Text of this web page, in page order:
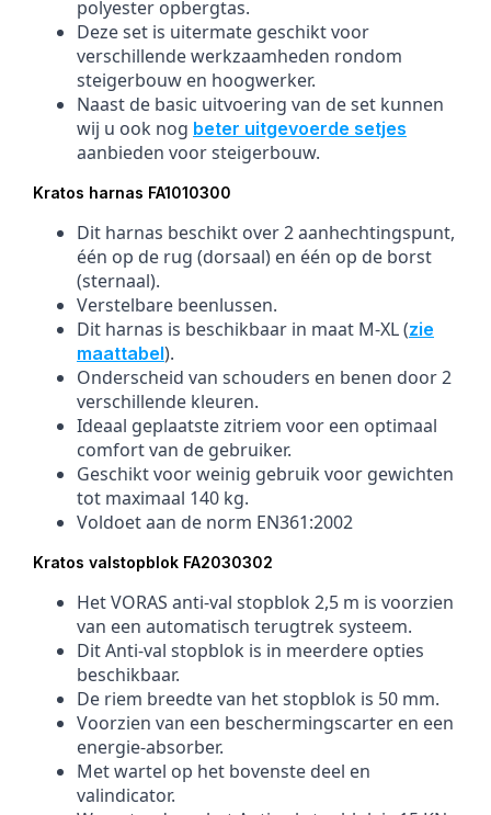
polyester opbergtas.
Deze set is uitermate geschikt voor
verschillende werkzaamheden rondom
steigerbouw en hoogwerker.
Naast de basic uitvoering van de set kunnen
wij u ook nog beter uitgevoerde setjes
aanbieden voor steigerbouw.
Kratos harnas FA1010300
Dit harnas beschikt over 2 aanhechtingspunt,
één op de rug (dorsaal) en één op de borst
(sternaal).
Verstelbare beenlussen.
Dit harnas is beschikbaar in maat M-XL (zie
maattabel).
Onderscheid van schouders en benen door 2
verschillende kleuren.
Ideaal geplaatste zitriem voor een optimaal
comfort van de gebruiker.
Geschikt voor weinig gebruik voor gewichten
tot maximaal 140 kg.
Voldoet aan de norm EN361:2002
Kratos valstopblok FA2030302
Het VORAS anti-val stopblok 2,5 m is voorzien
van een automatisch terugtrek systeem.
Dit Anti-val stopblok is in meerdere opties
beschikbaar.
De riem breedte van het stopblok is 50 mm.
Voorzien van een beschermingscarter en een
energie-absorber.
Met wartel op het bovenste deel en
valindicator.